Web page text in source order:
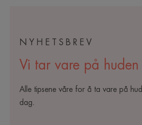
NYHETSBREV
Vi tar vare på huden
Alle tipsene våre for å ta vare på
dag.